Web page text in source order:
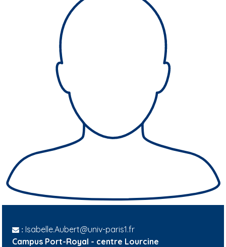
: Isabelle.Aubert@univ-paris1.fr
Campus Port-Royal - centre Lourcine